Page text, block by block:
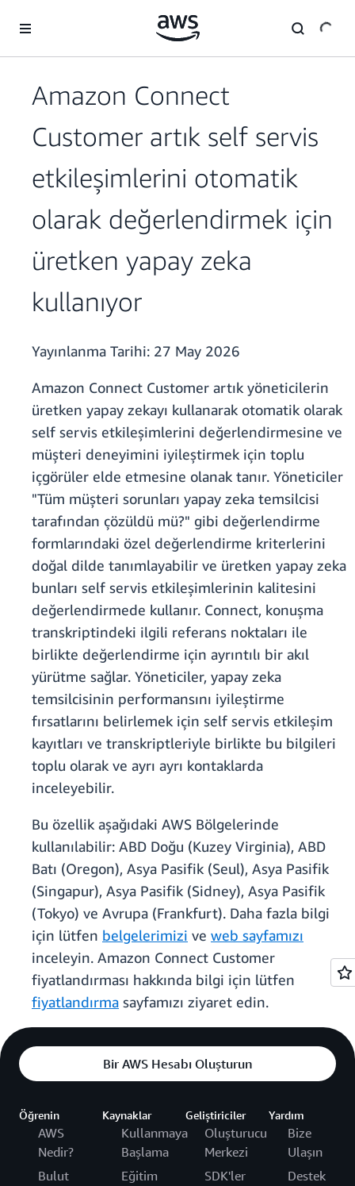
Amazon Connect
Customer artık self servis
etkileşimlerini otomatik
olarak değerlendirmek için
üretken yapay zeka
kullanıyor
Yayınlanma Tarihi: 27 May 2026
Amazon Connect Customer artık yöneticilerin
üretken yapay zekayı kullanarak otomatik olarak
self servis etkileşimlerini değerlendirmesine ve
müşteri deneyimini iyileştirmek için toplu
içgörüler elde etmesine olanak tanır. Yöneticiler
"Tüm müşteri sorunları yapay zeka temsilcisi
tarafından çözüldü mü?" gibi değerlendirme
formlarındaki özel değerlendirme kriterlerini
doğal dilde tanımlayabilir ve üretken yapay zeka
bunları self servis etkileşimlerinin kalitesini
değerlendirmede kullanır. Connect, konuşma
transkriptindeki ilgili referans noktaları ile
birlikte değerlendirme için ayrıntılı bir akıl
yürütme sağlar. Yöneticiler, yapay zeka
temsilcisinin performansını iyileştirme
fırsatlarını belirlemek için self servis etkileşim
kayıtları ve transkriptleriyle birlikte bu bilgileri
toplu olarak ve ayrı ayrı kontaklarda
inceleyebilir.
Bu özellik aşağıdaki AWS Bölgelerinde
kullanılabilir: ABD Doğu (Kuzey Virginia), ABD
Batı (Oregon), Asya Pasifik (Seul), Asya Pasifik
(Singapur), Asya Pasifik (Sidney), Asya Pasifik
(Tokyo) ve Avrupa (Frankfurt). Daha fazla bilgi
için lütfen belgelerimizi ve web sayfamızı
inceleyin. Amazon Connect Customer
fiyatlandırması hakkında bilgi için lütfen
fiyatlandırma sayfamızı ziyaret edin.
Bir AWS Hesabı Oluşturun
Öğrenin
AWS
Nedir?
Bulut
Kaynaklar
Kullanmaya
Başlama
Eğitim
Geliştiriciler
Oluşturucu
Merkezi
SDK'ler
Yardım
Bize
Ulaşın
Destek